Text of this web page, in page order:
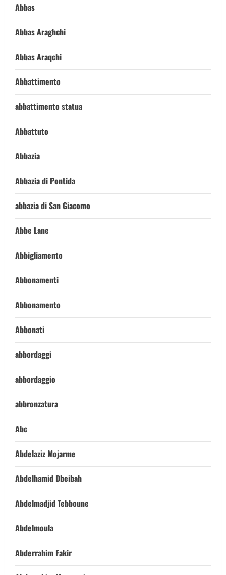
Abbas
Abbas Araghchi
Abbas Araqchi
Abbattimento
abbattimento statua
Abbattuto
Abbazia
Abbazia di Pontida
abbazia di San Giacomo
Abbe Lane
Abbigliamento
Abbonamenti
Abbonamento
Abbonati
abbordaggi
abbordaggio
abbronzatura
Abc
Abdelaziz Mojarme
Abdelhamid Dbeibah
Abdelmadjid Tebboune
Abdelmoula
Abderrahim Fakir